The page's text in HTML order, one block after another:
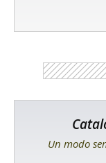
Un modo